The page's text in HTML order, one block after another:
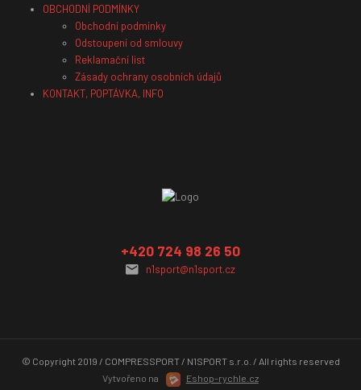
OBCHODNÍ PODMÍNKY
Obchodní podmínky
Odstoupení od smlouvy
Reklamační list
Zásady ochrany osobních údajů
KONTAKT, POPTÁVKA, INFO
+420 724 98 26 50
n1sport@n1sport.cz
© Copyright 2019 / COMPRESSPORT / N1SPORT s.r.o. / All rights reserved
Vytvořeno na
Eshop-rychle.cz